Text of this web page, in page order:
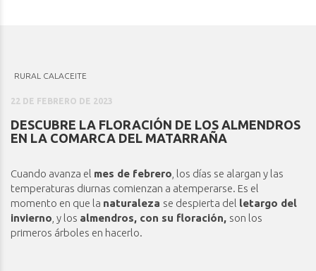
RURAL CALACEITE
22 DE FEBRERO DE 2023
DESCUBRE LA FLORACIÓN DE LOS ALMENDROS
EN LA COMARCA DEL MATARRAÑA
Cuando avanza el mes de febrero , los días se alargan y las
temperaturas diurnas comienzan a atemperarse. Es el
momento en que la naturaleza se despierta del letargo del
invierno , y los almendros, con su floración, son los
primeros árboles en hacerlo.